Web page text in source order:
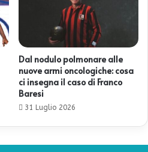
Dal nodulo polmonare alle
nuove armi oncologiche: cosa
ci insegna il caso di Franco
Baresi
31 Luglio 2026